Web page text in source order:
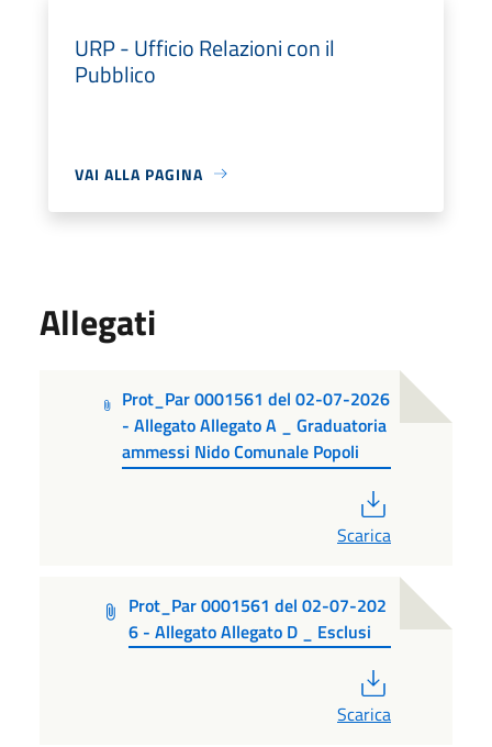
URP - Ufficio Relazioni con il
Pubblico
VAI ALLA PAGINA
Allegati
Prot_Par 0001561 del 02-07-2026
- Allegato Allegato A _ Graduatoria
ammessi Nido Comunale Popoli
Scarica
Prot_Par 0001561 del 02-07-202
6 - Allegato Allegato D _ Esclusi
Scarica